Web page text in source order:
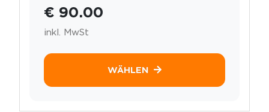
€ 90.00
inkl. MwSt
WÄHLEN